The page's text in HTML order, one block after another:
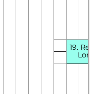
19. Renée
Lorraine